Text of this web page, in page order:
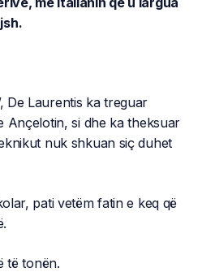
De Laurentis ka treguar
Ançelotin, si dhe ka theksuar
nuk shkuan siç duhet
pati vetëm fatin e keq që
të tonën.